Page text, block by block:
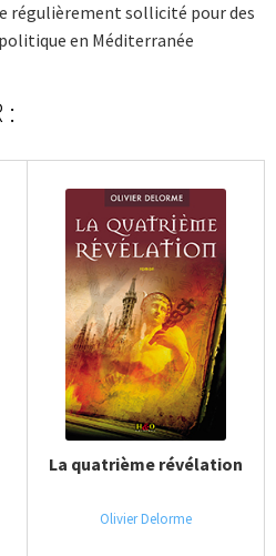
régulièrement sollicité pour des
en Méditerranée
:
La quatrième révélation
Olivier Delorme